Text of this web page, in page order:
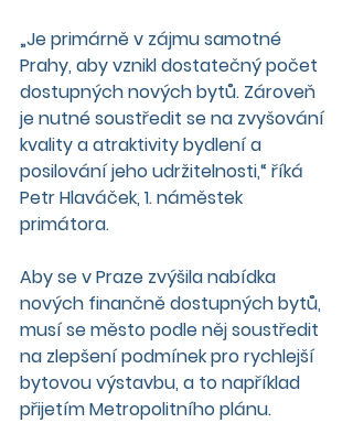
„Je primárně v zájmu samotné
Prahy, aby vznikl dostatečný počet
dostupných nových bytů. Zároveň
je nutné soustředit se na zvyšování
kvality a atraktivity bydlení a
posilování jeho udržitelnosti,“ říká
Petr Hlaváček, 1. náměstek
primátora.
Aby se v Praze zvýšila nabídka
nových finančně dostupných bytů,
musí se město podle něj soustředit
na zlepšení podmínek pro rychlejší
bytovou výstavbu, a to například
přijetím Metropolitního plánu.